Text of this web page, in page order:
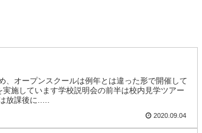
、オープンスクールは例年とは違った形で開催して
施しています学校説明会の前半は校内見学ツアー
放課後に.....
2020.09.04